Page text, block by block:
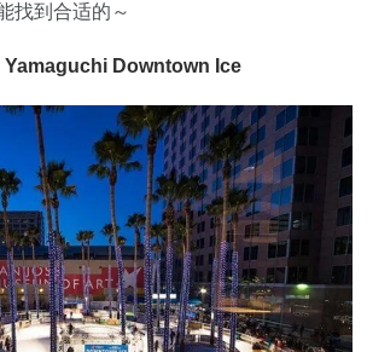
找到合适的～
Yamaguchi Downtown Ice